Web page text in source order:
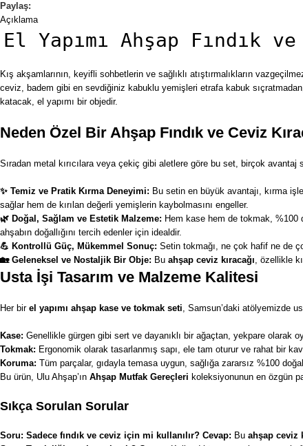
Paylaş:
Açıklama
El Yapımı Ahşap Fındık
Kış akşamlarının, keyifli sohbetlerin ve sağlıklı atıştırmalıkların
ceviz, badem gibi en sevdiğiniz kabuklu yemişleri etrafa kabuk
katacak, el yapımı bir objedir.
Neden Özel Bir Ahşap Fındık ve Ceviz
Sıradan metal kırıcılara veya çekiç gibi aletlere göre bu set, birçok avantaj
✨ Temiz ve Pratik Kırma Deneyimi: Bu setin en büyük avantajı, kırma
sağlar hem de kırılan değerli yemişlerin kaybolmasını engeller.
🌿 Doğal, Sağlam ve Estetik Malzeme: Hem kase hem de tokmak, %100
ahşabın doğallığını tercih edenler için idealdir.
💪 Kontrollü Güç, Mükemmel Sonuç: Setin tokmağı, ne çok hafif ne de
🏡 Geleneksel ve Nostaljik Bir Obje: Bu ahşap ceviz kıracağı, özellikle
Usta İşi Tasarım ve Malzeme Kalitesi
Her bir el yapımı ahşap kase ve tokmak seti, Samsun’daki atölyemizde
Kase: Genellikle gürgen gibi sert ve dayanıklı bir ağaçtan, yekpare olarak
Tokmak: Ergonomik olarak tasarlanmış sapı, ele tam oturur ve rahat bir
Koruma: Tüm parçalar, gıdayla temasa uygun, sağlığa zararsız %100
Bu ürün, Ulu Ahşap’ın Ahşap Mutfak Gereçleri koleksiyonunun en özgün
Sıkça Sorulan Sorular
Soru: Sadece fındık ve ceviz için mi kullanılır? Cevap: Bu ahşap ceviz